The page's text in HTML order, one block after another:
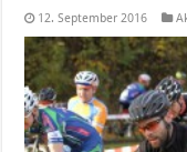
12. September 2016